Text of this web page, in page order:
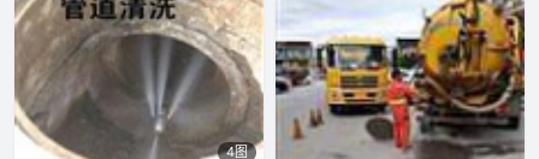
4图